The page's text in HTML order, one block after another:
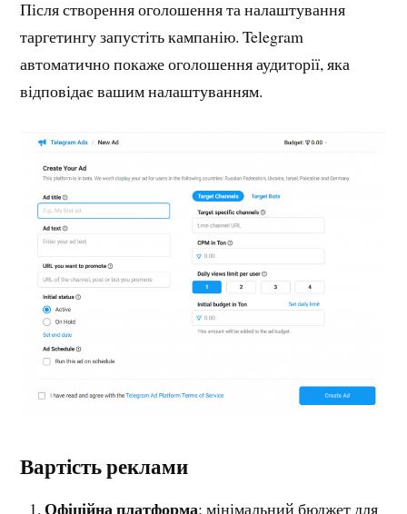
Після створення оголошення та налаштування
таргетингу запустіть кампанію. Telegram
автоматично покаже оголошення аудиторії, яка
відповідає вашим налаштуванням.
Вартість реклами
Офіційна платформа: мінімальний бюджет для